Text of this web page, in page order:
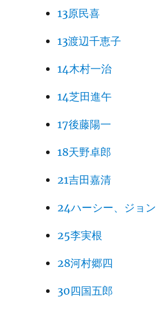
13原民喜
13渡辺千恵子
14木村一治
14芝田進午
17後藤陽一
18天野卓郎
21吉田嘉清
24ハーシー、ジョン
25李実根
28河村郷四
30四国五郎